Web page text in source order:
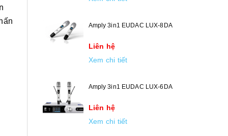
Amply 3in1 EUDAC LUX-8DA
Liên hệ
Xem chi tiết
Amply 3in1 EUDAC LUX-6DA
Liên hệ
Xem chi tiết